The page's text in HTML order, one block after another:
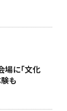
場に｢文化
も